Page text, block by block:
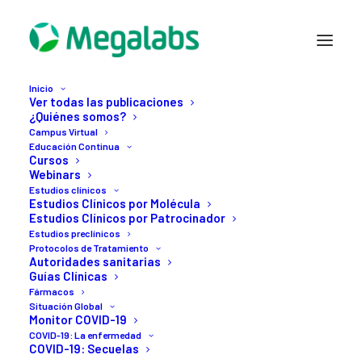
Inicio
Ver todas las publicaciones
¿Quiénes somos?
Campus Virtual
Educación Continua
Cursos
Webinars
Estudios clínicos
Estudios Clínicos por Molécula
Estudios Clínicos por Patrocinador
Estudios preclínicos
Protocolos de Tratamiento
Autoridades sanitarias
Guías Clínicas
Fármacos
Situación Global
Monitor COVID-19
COVID-19: La enfermedad
COVID-19: Secuelas
Aplicaciones
Inteligencia
enla